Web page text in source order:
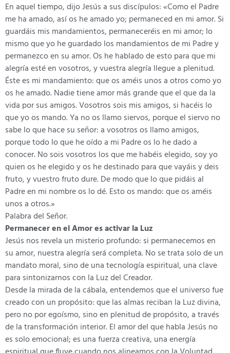
En aquel tiempo, dijo Jesús a sus discípulos: «Como el Padre
me ha amado, así os he amado yo; permaneced en mi amor. Si
guardáis mis mandamientos, permaneceréis en mi amor; lo
mismo que yo he guardado los mandamientos de mi Padre y
permanezco en su amor. Os he hablado de esto para que mi
alegría esté en vosotros, y vuestra alegría llegue a plenitud.
Éste es mi mandamiento: que os améis unos a otros como yo
os he amado. Nadie tiene amor más grande que el que da la
vida por sus amigos. Vosotros sois mis amigos, si hacéis lo
que yo os mando. Ya no os llamo siervos, porque el siervo no
sabe lo que hace su señor: a vosotros os llamo amigos,
porque todo lo que he oído a mi Padre os lo he dado a
conocer. No sois vosotros los que me habéis elegido, soy yo
quien os he elegido y os he destinado para que vayáis y deis
fruto, y vuestro fruto dure. De modo que lo que pidáis al
Padre en mi nombre os lo dé. Esto os mando: que os améis
unos a otros.»
Palabra del Señor.
Permanecer en el Amor es activar la Luz
Jesús nos revela un misterio profundo: si permanecemos en
su amor, nuestra alegría será completa. No se trata solo de un
mandato moral, sino de una tecnología espiritual, una clave
para sintonizarnos con la Luz del Creador.
Desde la mirada de la cábala, entendemos que el universo fue
creado con un propósito: que las almas reciban la Luz divina,
pero no por egoísmo, sino en plenitud de propósito, a través
de la transformación interior. El amor del que habla Jesús no
es solo emocional; es una fuerza creativa, una energía